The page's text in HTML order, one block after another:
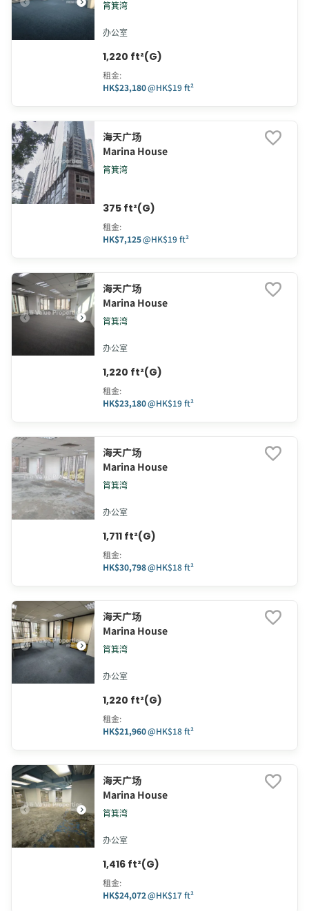
筲箕湾
办公室
1,220 ft²(G)
租金:
HK$23,180@HK$19 ft²
海天广场
Marina House
筲箕湾
375 ft²(G)
租金:
HK$7,125@HK$19 ft²
海天广场
Marina House
筲箕湾
办公室
1,220 ft²(G)
租金:
HK$23,180@HK$19 ft²
海天广场
Marina House
筲箕湾
办公室
1,711 ft²(G)
租金:
HK$30,798@HK$18 ft²
海天广场
Marina House
筲箕湾
办公室
1,220 ft²(G)
租金:
HK$21,960@HK$18 ft²
海天广场
Marina House
筲箕湾
办公室
1,416 ft²(G)
租金:
HK$24,072@HK$17 ft²